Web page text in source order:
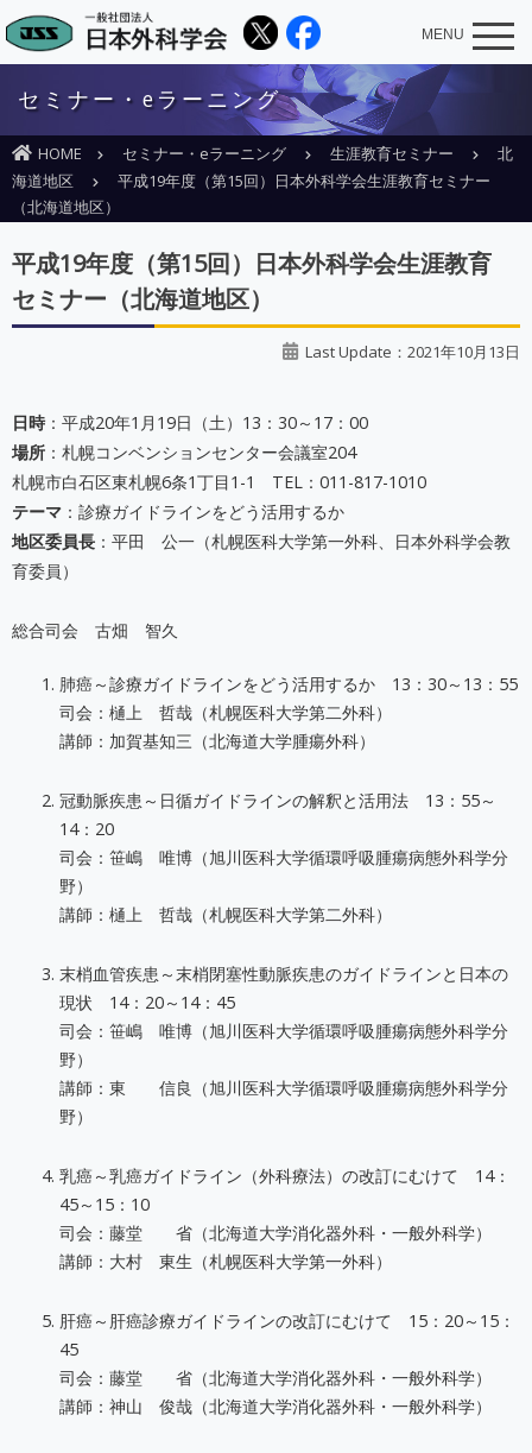
MENU
セミナー・eラーニング
HOME セミナー・eラーニング 生涯教育セミナー
北
海道地区
平成19年度（第15回）日本外科学会生涯教育セミナー
（北海道地区）
平成19年度（第15回）日本外科学会生涯教育
セミナー（北海道地区）
Last Update：2021年10月13日
日時：平成20年1月19日（土）13：30～17：00
場所 ：札幌コンベンションセンター会議室204
札幌市白石区東札幌6条1丁目1-1 TEL：011-817-1010
テーマ ：診療ガイドラインをどう活用するか
地区委員長 ：平田 公一（札幌医科大学第一外科、日本外科学会教
育委員）
総合司会 古畑 智久
肺癌～診療ガイドラインをどう活用するか 13：30～13：55
司会：樋上 哲哉（札幌医科大学第二外科）
講師：加賀基知三（北海道大学腫瘍外科）
冠動脈疾患～日循ガイドラインの解釈と活用法 13：55～
14：20
司会：笹嶋 唯博（旭川医科大学循環呼吸腫瘍病態外科学分
野）
講師：樋上 哲哉（札幌医科大学第二外科）
末梢血管疾患～末梢閉塞性動脈疾患のガイドラインと日本の
現状 14：20～14：45
司会：笹嶋 唯博（旭川医科大学循環呼吸腫瘍病態外科学分
野）
講師：東 信良（旭川医科大学循環呼吸腫瘍病態外科学分
野）
乳癌～乳癌ガイドライン（外科療法）の改訂にむけて 14：
45～15：10
司会：藤堂 省（北海道大学消化器外科・一般外科学）
講師：大村 東生（札幌医科大学第一外科）
肝癌～肝癌診療ガイドラインの改訂にむけて 15：20～15：
45
司会：藤堂 省（北海道大学消化器外科・一般外科学）
講師：神山 俊哉（北海道大学消化器外科・一般外科学）